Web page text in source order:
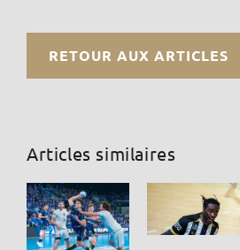
RETOUR AUX ARTICLES
Articles similaires